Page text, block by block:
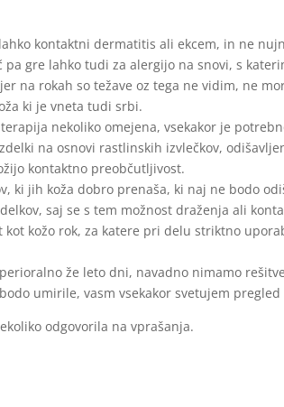
kontaktni dermatitis ali ekcem, in ne
pa gre lahko tudi za alergijo na snovi, s
na rokah so težave oz tega ne vidim, ne
ki je vneta tudi srbi.
nekoliko omejena, vsekakor je
na osnovi rastlinskih izvlečkov,
kontaktno preobčutljivost.
ki jih koža dobro prenaša, ki naj ne bodo
saj se s tem možnost draženja ali
kot kožo rok, za katere pri delu striktno
že leto dni, navadno nimamo
umirile, vasm vsekakor svetujem
odgovorila na vprašanja.